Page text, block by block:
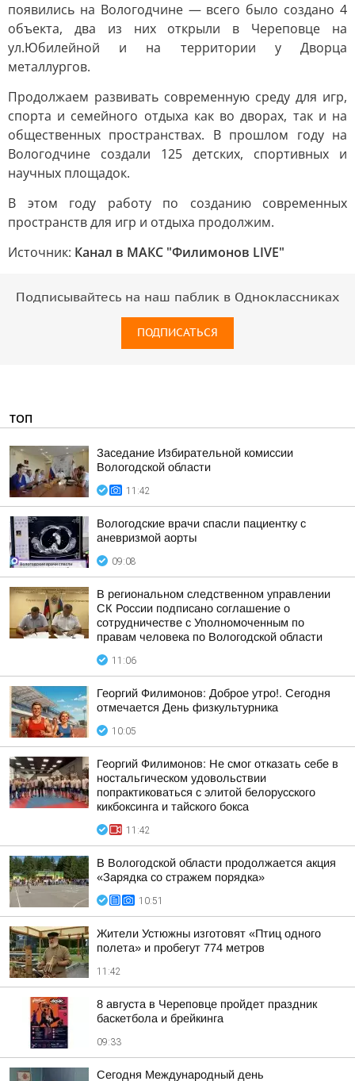
появились на Вологодчине — всего было создано 4
объекта, два из них открыли в Череповце на
ул.Юбилейной и на территории у Дворца
металлургов.
Продолжаем развивать современную среду для игр,
спорта и семейного отдыха как во дворах, так и на
общественных пространствах. В прошлом году на
Вологодчине создали 125 детских, спортивных и
научных площадок.
В этом году работу по созданию современных
пространств для игр и отдыха продолжим.
Источник: Канал в МАКС "Филимонов LIVE"
Подписывайтесь на наш паблик в Одноклассниках
ПОДПИСАТЬСЯ
ТОП
Заседание Избирательной комиссии
Вологодской области
11:42
Вологодские врачи спасли пациентку с
аневризмой аорты
09:08
В региональном следственном управлении
СК России подписано соглашение о
сотрудничестве с Уполномоченным по
правам человека по Вологодской области
11:06
Георгий Филимонов: Доброе утро!. Сегодня
отмечается День физкультурника
10:05
Георгий Филимонов: Не смог отказать себе в
ностальгическом удовольствии
попрактиковаться с элитой белорусского
кикбоксинга и тайского бокса
11:42
В Вологодской области продолжается акция
«Зарядка со стражем порядка»
10:51
Жители Устюжны изготовят «Птиц одного
полета» и пробегут 774 метров
11:42
8 августа в Череповце пройдет праздник
баскетбола и брейкинга
09:33
Сегодня Международный день